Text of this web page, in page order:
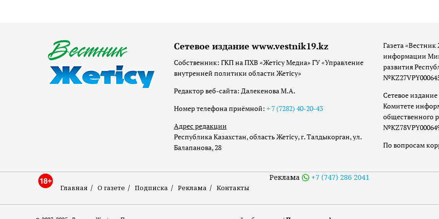
Сетевое издание www.vestnik19.kz
Собственник: ГКП на ПХВ «Жетісу Медиа» ГУ «Управление
внутренней политики области Жетісу»
Редактор веб-сайта: Далекенова М.А.
Номер телефона приёмной: + 7 (7282) 40-20-43
Адрес редакции
Республика Казахстан, область Жетісу, г. Талдыкорган, ул.
Балапанова, 28
Газета «Вестник
информации
развития
Сетевое
Комитете
общественного
По вопросам
Главная О газете Подписка Реклама Контакты
Реклама +7 (747) 286 2041